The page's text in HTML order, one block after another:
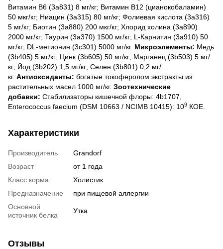
Витамин B6 (3a831) 8 мг/кг; Витамин B12 (цианокобаламин)
50 мкг/кг; Ниацин (3a315) 80 мг/кг; Фолиевая кислота (3a316)
5 мг/кг; Биотин (3a880) 200 мкг/кг; Хлорид холина (3a890)
2000 мг/кг; Таурин (3a370) 1500 мг/кг; L-Карнитин (3a910) 50
мг/кг; DL-метионин (3c301) 5000 мг/кг. Микроэлементы: Медь
(3b405) 5 мг/кг; Цинк (3b605) 50 мг/кг; Марганец (3b503) 5 мг/
кг; Йод (3b202) 1,5 мг/кг; Селен (3b801) 0,2 мг/
кг. Антиоксиданты: богатые токоферолом экстракты из
растительных масел 1000 мг/кг. Зоотехнические
добавки: Стабилизаторы кишечной флоры: 4b1707,
Enterococcus faecium (DSM 10663 / NCIMB 10415): 109 КОЕ.
Характеристики
Производитель
Grandorf
Возраст
от 1 года
Класс корма
Холистик
Предназначение
при пищевой аллергии
Основной
источник белка
Утка
Отзывы